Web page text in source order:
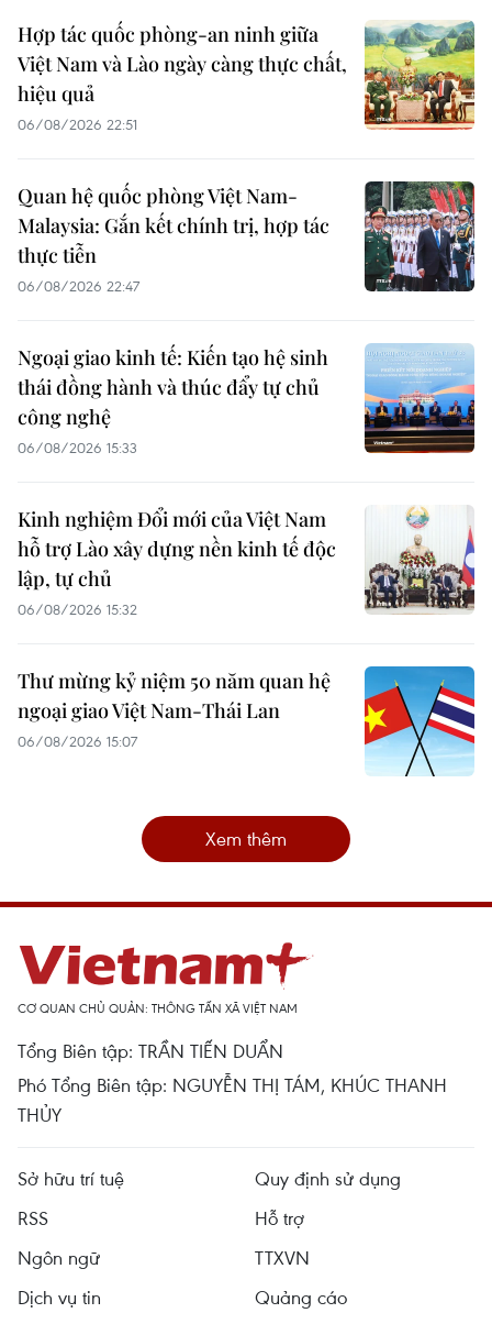
Hợp tác quốc phòng-an ninh giữa
Việt Nam và Lào ngày càng thực chất,
hiệu quả
06/08/2026 22:51
Quan hệ quốc phòng Việt Nam-
Malaysia: Gắn kết chính trị, hợp tác
thực tiễn
06/08/2026 22:47
Ngoại giao kinh tế: Kiến tạo hệ sinh
thái đồng hành và thúc đẩy tự chủ
công nghệ
06/08/2026 15:33
Kinh nghiệm Đổi mới của Việt Nam
hỗ trợ Lào xây dựng nền kinh tế độc
lập, tự chủ
06/08/2026 15:32
Thư mừng kỷ niệm 50 năm quan hệ
ngoại giao Việt Nam-Thái Lan
06/08/2026 15:07
Xem thêm
CƠ QUAN CHỦ QUẢN: THÔNG TẤN XÃ VIỆT NAM
Tổng Biên tập: TRẦN TIẾN DUẨN
Phó Tổng Biên tập: NGUYỄN THỊ TÁM, KHÚC THANH
THỦY
Sở hữu trí tuệ
Quy định sử dụng
RSS
Hỗ trợ
Ngôn ngữ
TTXVN
Dịch vụ tin
Quảng cáo